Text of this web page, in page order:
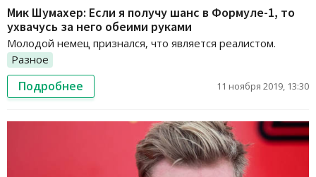
Мик Шумахер: Если я получу шанс в Формуле-1, то
ухвачусь за него обеими руками
Молодой немец признался, что является реалистом.
Разное
Подробнее 11 ноября 2019, 13:30